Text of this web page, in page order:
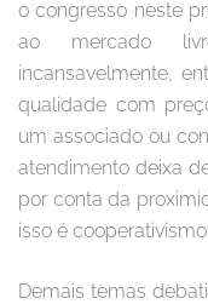
o congresso neste
ao mercado
incansavelmente,
qualidade com
um associado ou
atendimento deixa
por conta da
isso é
Demais temas